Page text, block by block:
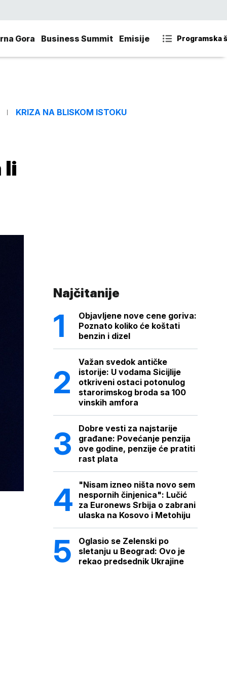
Gora Business Summit Emisije Programska
KRIZA NA BLISKOM ISTOKU
li
Najčitanije
Objavljene nove cene goriva:
Poznato koliko će koštati
benzin i dizel
Važan svedok antičke
istorije: U vodama Sicijlije
otkriveni ostaci potonulog
starorimskog broda sa 100
vinskih amfora
Dobre vesti za najstarije
građane: Povećanje penzija
ove godine, penzije će pratiti
rast plata
"Nisam izneo ništa novo sem
nespornih činjenica": Lučić
za Euronews Srbija o zabrani
ulaska na Kosovo i Metohiju
Oglasio se Zelenski po
sletanju u Beograd: Ovo je
rekao predsednik Ukrajine